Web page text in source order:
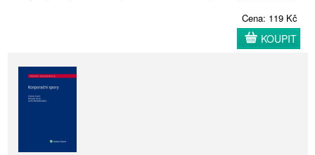
Cena: 119 Kč
KOUPIT